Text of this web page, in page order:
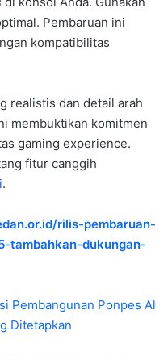
Pembaruan ini
kompatibilitas
realistis dan detail arah
membuktikan komitmen
gaming experience.
fitur canggih
.
rilis-pembaruan-
tambahkan-dukungan-
Pembangunan Ponpes Al
Ditetapkan